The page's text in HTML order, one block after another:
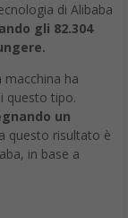
di Alibaba
gli 82.304
macchina ha
questo tipo.
un
questo risultato è
in base a